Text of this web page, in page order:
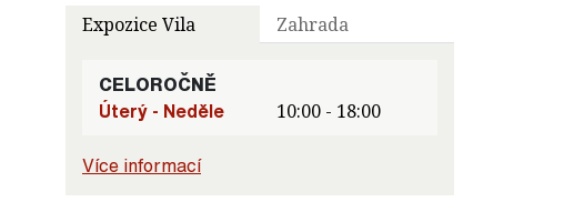
Expozice Vila Zahrada
CELOROČNĚ
Úterý - Neděle
10:00 - 18:00
Více informací